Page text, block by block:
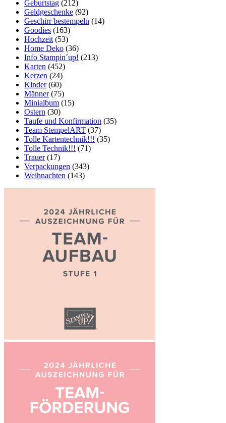
Geburtstag (212)
Geldgeschenke (92)
Geschirr bestempeln (14)
Goodies (163)
Hochzeit (53)
Home Deko (36)
Info Stampin´up! (213)
Karten (452)
Kerzen (24)
Kinder(60)
Männer(75)
Minialbum (15)
Ostern (30)
Taufe und Konfirmation (35)
Team StempelART (37)
Tolle Kartentechnik!!! (35)
Tolle Technik!!! (71)
Trauer(17)
Verpackungen (343)
Weihnachten (143)